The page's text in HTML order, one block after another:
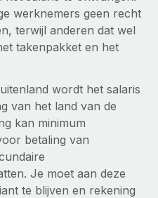
over
Gusto- en Xero-
Management Plus
om alle soorten bedrijven
en...
werknemers geen recht
terwijl anderen dat wel
takenpakket en het
wordt het salaris
van het land van de
kan minimum
betaling van
Je moet aan deze
te blijven en rekening